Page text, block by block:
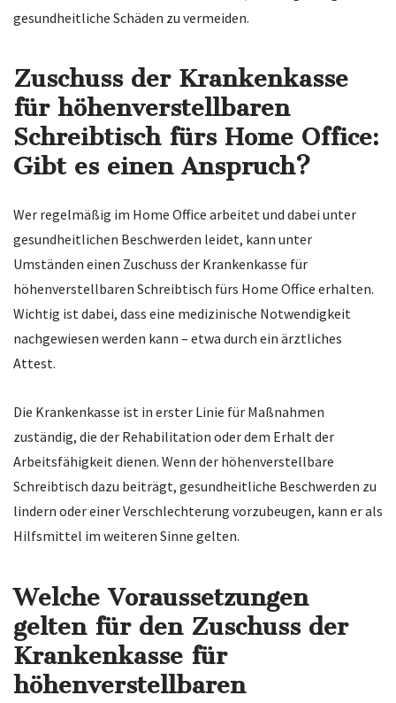
gesundheitliche Schäden zu vermeiden.
Zuschuss der Krankenkasse
für höhenverstellbaren
Schreibtisch fürs Home Office:
Gibt es einen Anspruch?
Wer regelmäßig im Home Office arbeitet und dabei unter
gesundheitlichen Beschwerden leidet, kann unter
Umständen einen Zuschuss der Krankenkasse für
höhenverstellbaren Schreibtisch fürs Home Office erhalten.
Wichtig ist dabei, dass eine medizinische Notwendigkeit
nachgewiesen werden kann – etwa durch ein ärztliches
Attest.
Die Krankenkasse ist in erster Linie für Maßnahmen
zuständig, die der Rehabilitation oder dem Erhalt der
Arbeitsfähigkeit dienen. Wenn der höhenverstellbare
Schreibtisch dazu beiträgt, gesundheitliche Beschwerden zu
lindern oder einer Verschlechterung vorzubeugen, kann er als
Hilfsmittel im weiteren Sinne gelten.
Welche Voraussetzungen
gelten für den Zuschuss der
Krankenkasse für
höhenverstellbaren